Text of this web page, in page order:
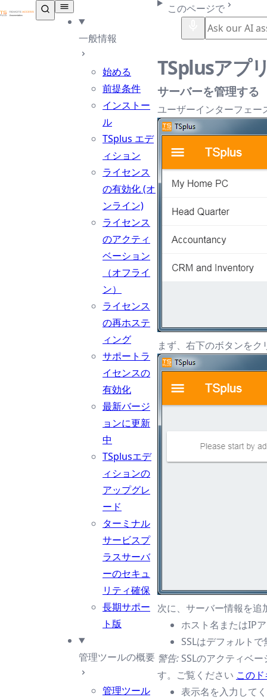
TSplus ドキュメンテーション ®
一般情報
始める
前提条件
インストー
ル
TSplus エデ
ィション
ライセンス
の有効化 (オ
ンライン)
ライセンス
のアクティ
ベーション
（オフライ
ン）
ライセンス
の再ホステ
ィング
サポートラ
イセンスの
有効化
最新バージ
ョンに更新
中
TSplusエデ
ィションの
アップグレ
ード
ターミナル
サービスプ
ラスサーバ
ーのセキュ
リティ確保
長期サポー
ト版
管理ツールの概要
管理ツール
このページで
TSplusアプ
サーバーを管理する
ユーザーインターフェー
まず、右下のボタンを
次に、サーバー情報を追
ホスト名またはIP
SSLはデフォルト
警告: SSLのアクティベ
す。ご覧ください この
表示名を入力して